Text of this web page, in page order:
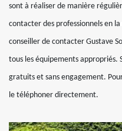
sont à réaliser de manière
contacter des professionnels en
conseiller de contacter Gustave
tous les équipements appropriés.
gratuits et sans engagement.
le téléphoner directement.